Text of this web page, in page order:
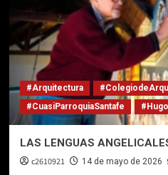
#Arquitectura
#CuasiParroquiaSantafe
LAS LENGUAS
c2610921 14 de mayo de 2026